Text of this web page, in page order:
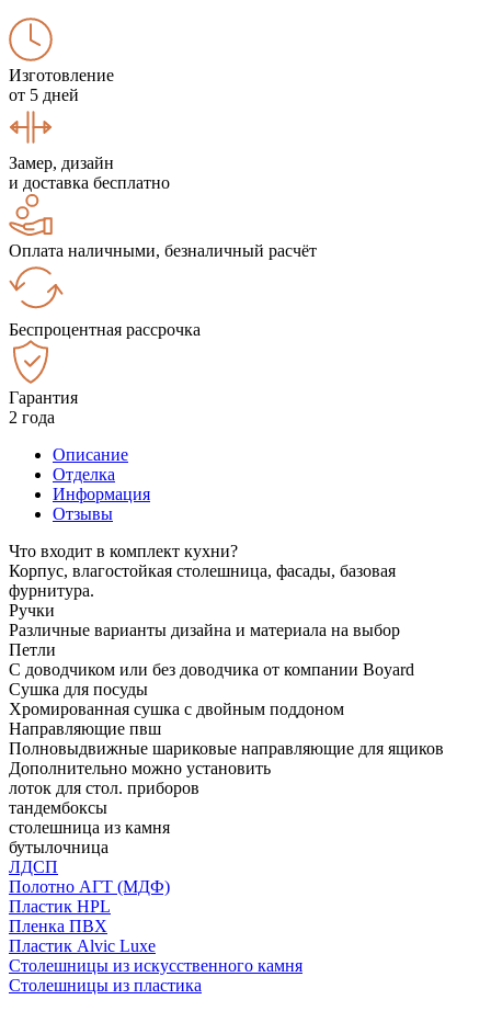
Изготовление
от 5 дней
Замер, дизайн
и доставка бесплатно
Оплата наличными, безналичный расчёт
Беспроцентная рассрочка
Гарантия
2 года
Описание
Отделка
Информация
Отзывы
Что входит в комплект кухни?
Корпус, влагостойкая столешница, фасады, базовая
фурнитура.
Ручки
Различные варианты дизайна и материала на выбор
Петли
С доводчиком или без доводчика от компании Boyard
Сушка для посуды
Хромированная сушка с двойным поддоном
Направляющие пвш
Полновыдвижные шариковые направляющие для ящиков
Дополнительно можно установить
лоток для стол. приборов
тандембоксы
столешница из камня
бутылочница
ЛДСП
Полотно АГТ (МДФ)
Пластик HPL
Пленка ПВХ
Пластик Alvic Luxe
Столешницы из искусственного камня
Столешницы из пластика